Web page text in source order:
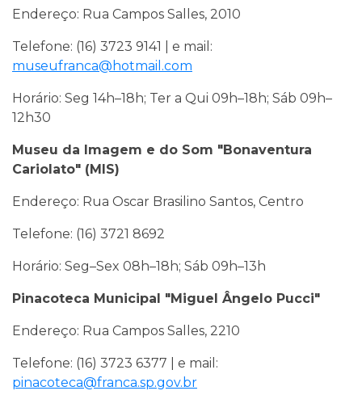
Endereço: Rua Campos Salles, 2010
Telefone: (16) 3723 9141 | e mail:
museufranca@hotmail.com
Horário: Seg 14h–18h; Ter a Qui 09h–18h; Sáb 09h–
12h30
Museu da Imagem e do Som "Bonaventura
Cariolato" (MIS)
Endereço: Rua Oscar Brasilino Santos, Centro
Telefone: (16) 3721 8692
Horário: Seg–Sex 08h–18h; Sáb 09h–13h
Pinacoteca Municipal "Miguel Ângelo Pucci"
Endereço: Rua Campos Salles, 2210
Telefone: (16) 3723 6377 | e mail:
pinacoteca@franca.sp.gov.br